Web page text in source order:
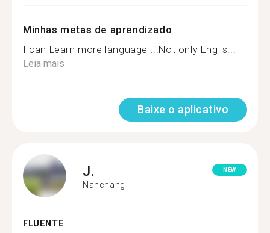
Minhas metas de aprendizado
I can Learn more language ...Not only Englis...
Leia mais
Baixe o aplicativo
J.
Nanchang
NEW
FLUENTE